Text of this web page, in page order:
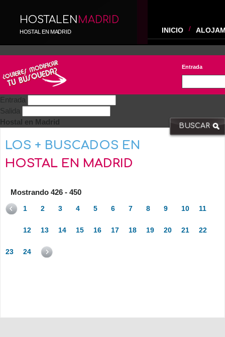
HOSTALENMADRID
HOSTAL EN MADRID INICIO
Entrada
Entrada
Salida
Hostal en Madrid
LOS + BUSCADOS EN
HOSTAL EN MADRID
Mostrando 426 - 450
1 2 3 4 5 6 7 8 9 10 11
12 13 14 15 16 17 18 19 20 21 22
23 24